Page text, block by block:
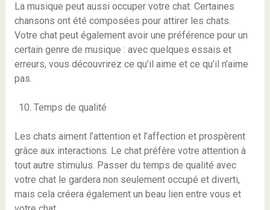
La musique peut aussi occuper votre chat. Certaines
chansons ont été composées pour attirer les chats.
Votre chat peut également avoir une préférence pour un
certain genre de musique : avec quelques essais et
erreurs, vous découvrirez ce qu’il aime et ce qu’il n’aime
pas.
Temps de qualité
Les chats aiment l’attention et l’affection et prospèrent
grâce aux interactions. Le chat préfère votre attention à
tout autre stimulus. Passer du temps de qualité avec
votre chat le gardera non seulement occupé et diverti,
mais cela créera également un beau lien entre vous et